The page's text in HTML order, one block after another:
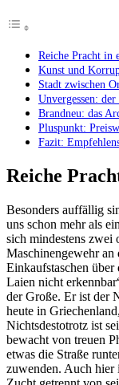
Reiche Pracht in
Kunst und
Stadt zwischen
Unvergessen:
Brandneu: das
Pluspunkt:
Fazit:
Reiche
Besonders auffällig
uns schon mehr als
sich mindestens
Maschinengewehr
Einkaufstaschen
Laien nicht
der Große. Er ist der
heute in
Nichtsdestotrotz ist
bewacht von treuen
etwas die Straße
zuwenden. Auch hier